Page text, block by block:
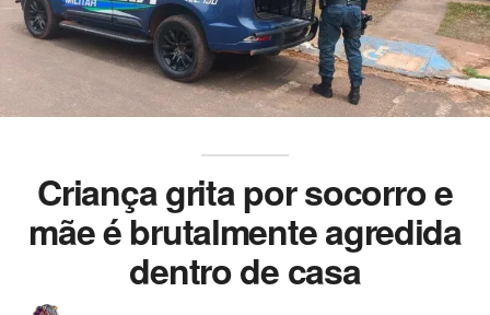
Criança grita por socorro e
mãe é brutalmente agredida
dentro de casa